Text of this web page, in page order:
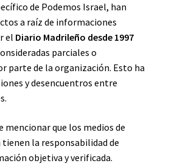
de Podemos Israel, han
a raíz de informaciones
el Diario Madrileño desde 1997
parciales o
parte de la organización. Esto ha
y desencuentros entre
mencionar que los medios de
la responsabilidad de
objetiva y verificada.